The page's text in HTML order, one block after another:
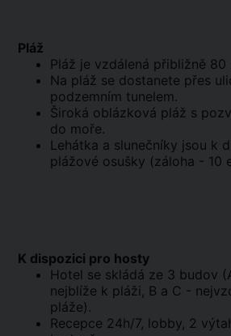
Pláž
Pláž je vzdálená přibližně
Na pláž se dostanete přes
podzemním tunelem.
Široká oblázková pláž s
do moře.
Lehátka a slunečníky jsou k
plážové osušky (záloha - 10
K dispozici pro hosty
Hotel se skládá ze 3 budov
nejblíže k pláži, B a C -
pláže).
Recepce 24h/7, lobby, 2